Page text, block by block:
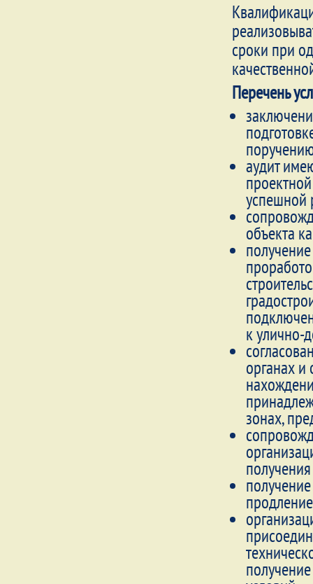
сроки при
Перечень
аудит
успешной
объекта
к улично-
органах и
зонах,